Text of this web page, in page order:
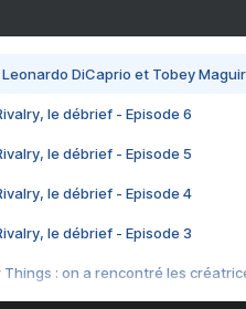
Leonardo DiCaprio et Tobey
le débrief - Episode 6
le débrief - Episode 5
le débrief - Episode 4
le débrief - Episode 3
: on a rencontré les